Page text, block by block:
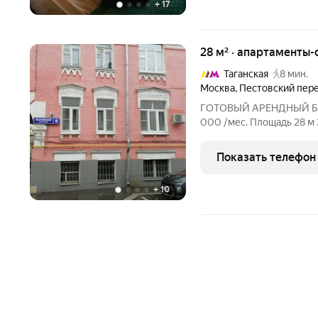
+ 17
+ 10
28 м² ·
Таганская
8 мин.
Москва, Пестовский
ГОТОВЫЙ АРЕНДНЫЙ БИЗНЕС
000 /мес. Площадь 28 м 3 этаж Почему это покупают за 2 дня? Вы
и историей доходов. Платите
месяц у вас
Показать телефон